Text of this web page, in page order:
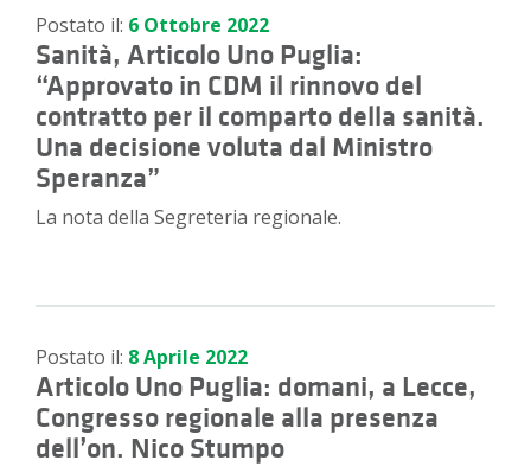
Postato il: 6 Ottobre 2022
Sanità, Articolo Uno Puglia:
“Approvato in CDM il rinnovo del
contratto per il comparto della sanità.
Una decisione voluta dal Ministro
Speranza”
La nota della Segreteria regionale.
Postato il: 8 Aprile 2022
Articolo Uno Puglia: domani, a Lecce,
Congresso regionale alla presenza
dell’on. Nico Stumpo